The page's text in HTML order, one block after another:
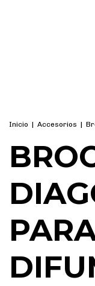
Inicio | Accesorios |